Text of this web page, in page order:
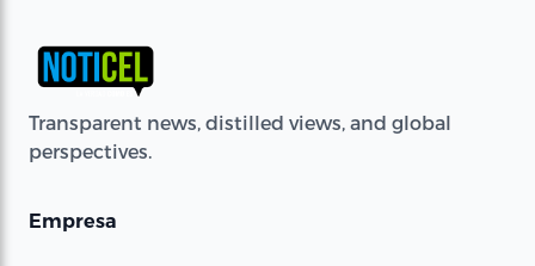
Transparent news, distilled views, and global
perspectives.
Empresa